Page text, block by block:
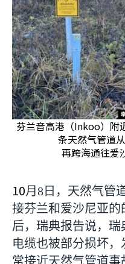
芬兰音高港（Inkoo）附
条天然气管道
再跨海通往爱
10月 8 日，天然气管
接芬兰和爱沙尼亚
后，瑞典报告说，
电缆也被部分损坏
常接近天然气管道事